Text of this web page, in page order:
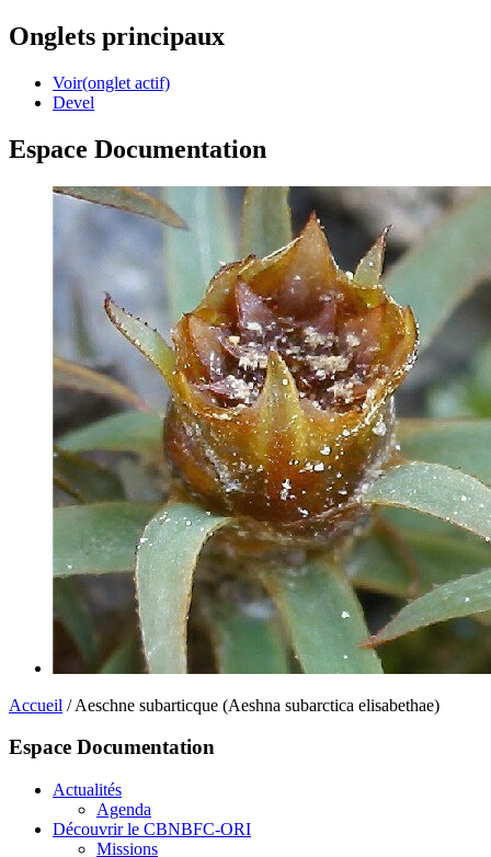
Onglets principaux
Voir(onglet actif)
Devel
Espace Documentation
Accueil / Aeschne subarticque (Aeshna subarctica elisabethae)
Espace Documentation
Actualités
Agenda
Découvrir le CBNBFC-ORI
Missions